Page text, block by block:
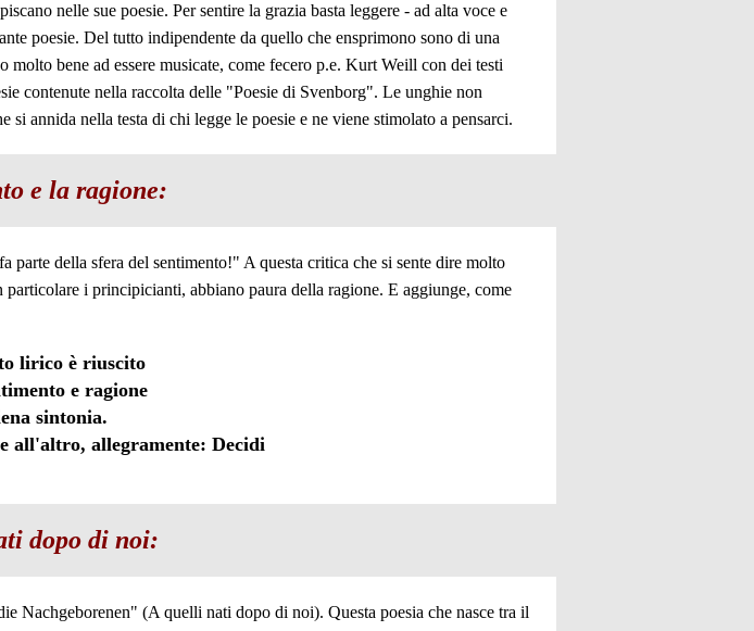
nelle sue poesie. Per sentire la grazia basta leggere - ad alta voce e
poesie. Del tutto indipendente da quello che ensprimono sono di una
molto bene ad essere musicate, come fecero p.e. Kurt Weill con dei testi
contenute nella raccolta delle "Poesie di Svenborg". Le unghie non
annida nella testa di chi legge le poesie e ne viene stimolato a pensarci.
e la ragione:
della sfera del sentimento!" A questa critica che si sente dire molto
i principicianti, abbiano paura della ragione. E aggiunge, come
lirico è riuscito
e ragione
sintonia.
all'altro, allegramente: Decidi
dopo di noi:
Nachgeborenen" (A quelli nati dopo di noi). Questa poesia che nasce tra il